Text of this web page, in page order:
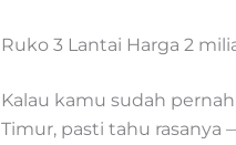
Ruko 3 Lantai Harga 2
Kalau kamu sudah
Timur, pasti tahu rasanya